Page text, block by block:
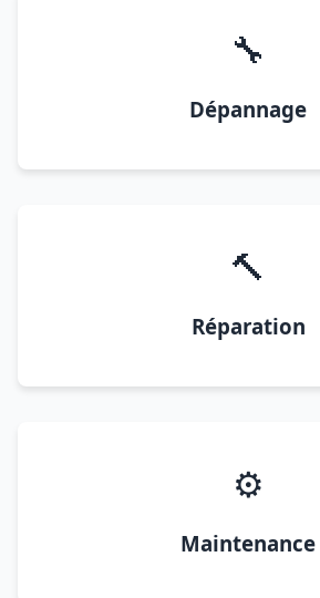
🔧
Dépannage
🔨
Réparation
⚙️
Maintenance